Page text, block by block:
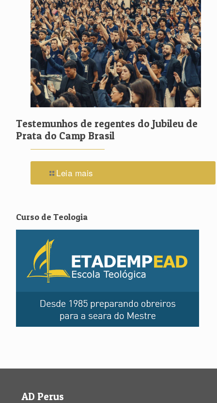
Testemunhos de regentes do Jubileu de
Prata do Camp Brasil
Leia mais
Curso de Teologia
AD Perus